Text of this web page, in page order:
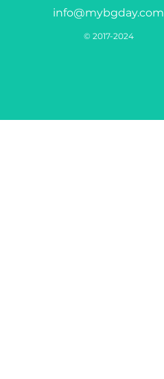
info@mybgday.com
© 2017-2024